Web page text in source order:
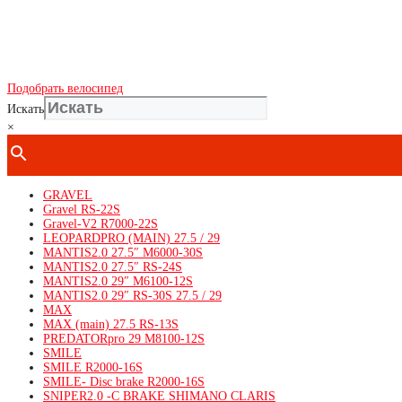
Подобрать велосипед
Искать
×
GRAVEL
Gravel RS-22S
Gravel-V2 R7000-22S
LEOPARDPRO (MAIN) 27.5 / 29
MANTIS2.0 27.5″ M6000-30S
MANTIS2.0 27.5″ RS-24S
MANTIS2.0 29″ M6100-12S
MANTIS2.0 29″ RS-30S 27.5 / 29
MAX
MAX (main) 27.5 RS-13S
PREDATORpro 29 M8100-12S
SMILE
SMILE R2000-16S
SMILE- Disc brake R2000-16S
SNIPER2.0 -C BRAKE SHIMANO CLARIS